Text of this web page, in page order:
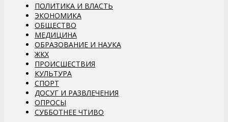
ПОЛИТИКА И ВЛАСТЬ
ЭКОНОМИКА
ОБЩЕСТВО
МЕДИЦИНА
ОБРАЗОВАНИЕ И НАУКА
ЖКХ
ПРОИСШЕСТВИЯ
КУЛЬТУРА
СПОРТ
ДОСУГ И РАЗВЛЕЧЕНИЯ
ОПРОСЫ
СУББОТНЕЕ ЧТИВО